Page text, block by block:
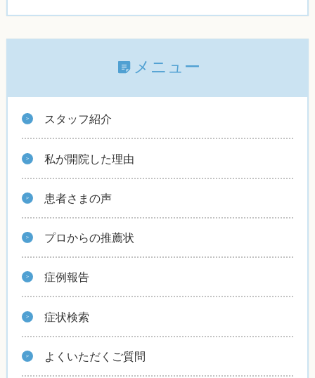
メニュー
スタッフ紹介
私が開院した理由
患者さまの声
プロからの推薦状
症例報告
症状検索
よくいただくご質問